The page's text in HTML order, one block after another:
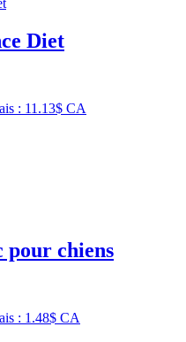
Diet
: 11.13$ CA
pour chiens
: 1.48$ CA